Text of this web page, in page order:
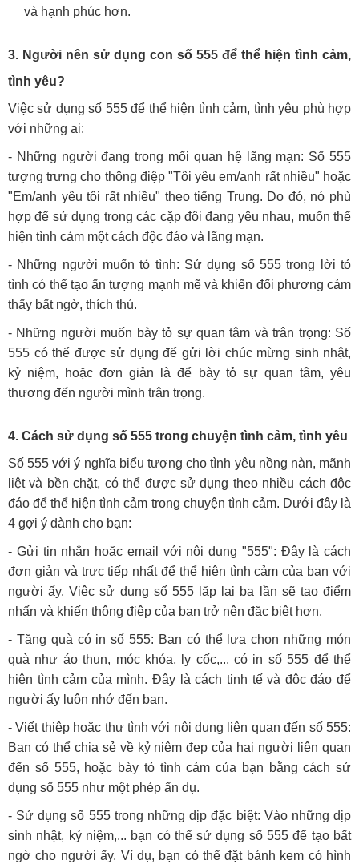
và hạnh phúc hơn.
3. Người nên sử dụng con số 555 để thể hiện tình cảm,
tình yêu?
Việc sử dụng số 555 để thể hiện tình cảm, tình yêu phù hợp
với những ai:
- Những người đang trong mối quan hệ lãng mạn: Số 555
tượng trưng cho thông điệp "Tôi yêu em/anh rất nhiều" hoặc
"Em/anh yêu tôi rất nhiều" theo tiếng Trung. Do đó, nó phù
hợp để sử dụng trong các cặp đôi đang yêu nhau, muốn thể
hiện tình cảm một cách độc đáo và lãng mạn.
- Những người muốn tỏ tình: Sử dụng số 555 trong lời tỏ
tình có thể tạo ấn tượng mạnh mẽ và khiến đối phương cảm
thấy bất ngờ, thích thú.
- Những người muốn bày tỏ sự quan tâm và trân trọng: Số
555 có thể được sử dụng để gửi lời chúc mừng sinh nhật,
kỷ niệm, hoặc đơn giản là để bày tỏ sự quan tâm, yêu
thương đến người mình trân trọng.
4. Cách sử dụng số 555 trong chuyện tình cảm, tình yêu
Số 555 với ý nghĩa biểu tượng cho tình yêu nồng nàn, mãnh
liệt và bền chặt, có thể được sử dụng theo nhiều cách độc
đáo để thể hiện tình cảm trong chuyện tình cảm. Dưới đây là
4 gợi ý dành cho bạn:
- Gửi tin nhắn hoặc email với nội dung "555": Đây là cách
đơn giản và trực tiếp nhất để thể hiện tình cảm của bạn với
người ấy. Việc sử dụng số 555 lặp lại ba lần sẽ tạo điểm
nhấn và khiến thông điệp của bạn trở nên đặc biệt hơn.
- Tặng quà có in số 555: Bạn có thể lựa chọn những món
quà như áo thun, móc khóa, ly cốc,... có in số 555 để thể
hiện tình cảm của mình. Đây là cách tinh tế và độc đáo để
người ấy luôn nhớ đến bạn.
- Viết thiệp hoặc thư tình với nội dung liên quan đến số 555:
Bạn có thể chia sẻ về kỷ niệm đẹp của hai người liên quan
đến số 555, hoặc bày tỏ tình cảm của bạn bằng cách sử
dụng số 555 như một phép ẩn dụ.
- Sử dụng số 555 trong những dịp đặc biệt: Vào những dịp
sinh nhật, kỷ niệm,... bạn có thể sử dụng số 555 để tạo bất
ngờ cho người ấy. Ví dụ, bạn có thể đặt bánh kem có hình